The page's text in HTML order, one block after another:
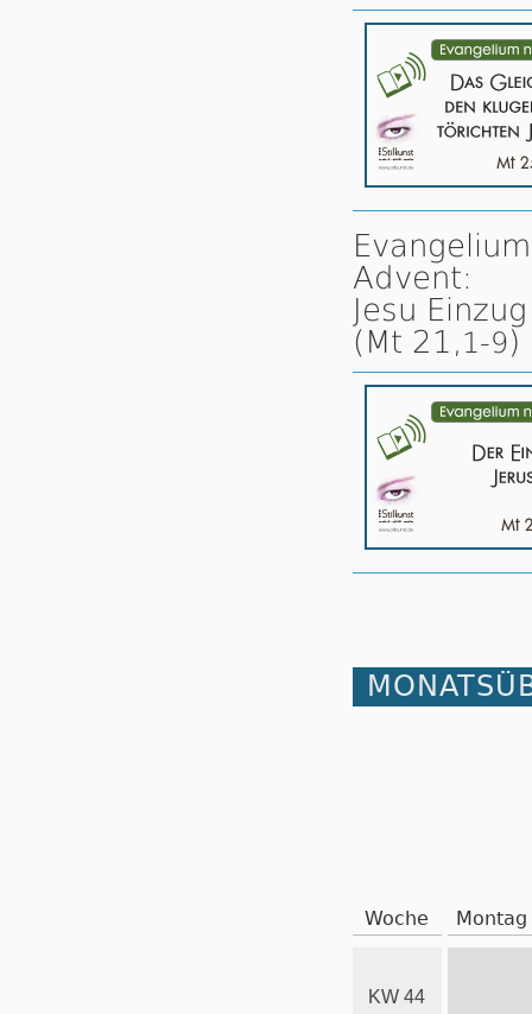
Advent:
Jesu
(Mt 21,1-9)
Woche Montag
KW 44